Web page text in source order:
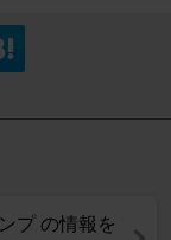
プ の情報を